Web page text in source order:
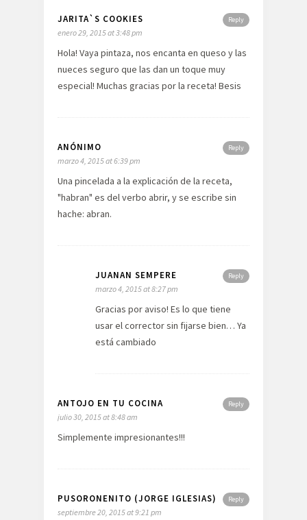
Reply
JARITA`S COOKIES
enero 29, 2015 at 3:48 pm
Hola! Vaya pintaza, nos encanta en queso y las
nueces seguro que las dan un toque muy
especial! Muchas gracias por la receta! Besis
Reply
ANÓNIMO
marzo 4, 2015 at 6:39 pm
Una pincelada a la explicación de la receta,
"habran" es del verbo abrir, y se escribe sin
hache: abran.
Reply
JUANAN SEMPERE
marzo 4, 2015 at 8:27 pm
Gracias por aviso! Es lo que tiene
usar el corrector sin fijarse bien… Ya
está cambiado
Reply
ANTOJO EN TU COCINA
julio 30, 2015 at 8:48 am
Simplemente impresionantes!!!
Reply
PUSORONENITO (JORGE IGLESIAS)
septiembre 20, 2015 at 9:21 pm